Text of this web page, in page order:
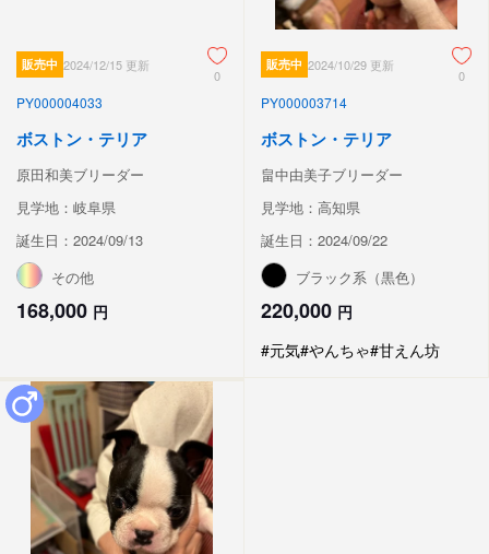
販売中 2024/12/15 更新
0
PY000004033
ボストン・テリア
原田和美ブリーダー
見学地：岐阜県
誕生日：2024/09/13
その他
168,000 円
販売中 2024/10/29 更新
0
PY000003714
ボストン・テリア
畠中由美子ブリーダー
見学地：高知県
誕生日：2024/09/22
ブラック系（黒色）
220,000 円
#元気#やんちゃ#甘えん坊